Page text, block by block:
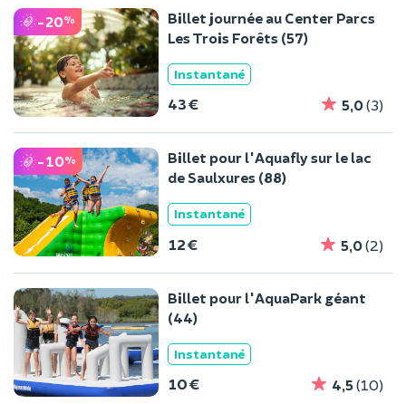
-20%
Billet journée au Center Parcs
Les Trois Forêts (57)
Instantané
43 € 5,0(3)
-10%
Billet pour l'Aquafly sur le lac
de Saulxures (88)
Instantané
12 € 5,0(2)
Billet pour l'AquaPark géant
(44)
Instantané
10 € 4,5(10)